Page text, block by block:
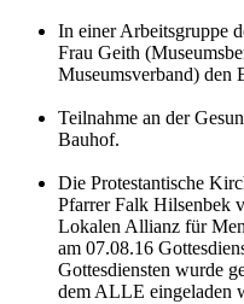
In einer Arbeitsgruppe
Frau Geith
Museumsverband) den
Teilnahme an der
Bauhof.
Die Protestantische
Pfarrer Falk Hilsenbek
Lokalen Allianz für
am 07.08.16
Gottesdiensten wurde
dem ALLE eingeladen